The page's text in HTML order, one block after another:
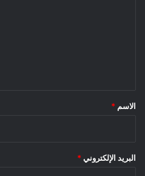
*
الاسم *
البريد الإلكتروني *